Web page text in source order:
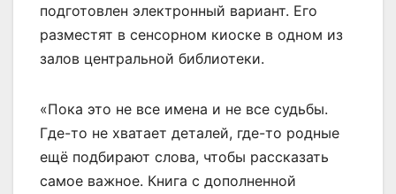
подготовлен электронный вариант. Его
разместят в сенсорном киоске в одном из
залов центральной библиотеки.
«Пока это не все имена и не все судьбы.
Где-то не хватает деталей, где-то родные
ещё подбирают слова, чтобы рассказать
самое важное. Книга с дополненной